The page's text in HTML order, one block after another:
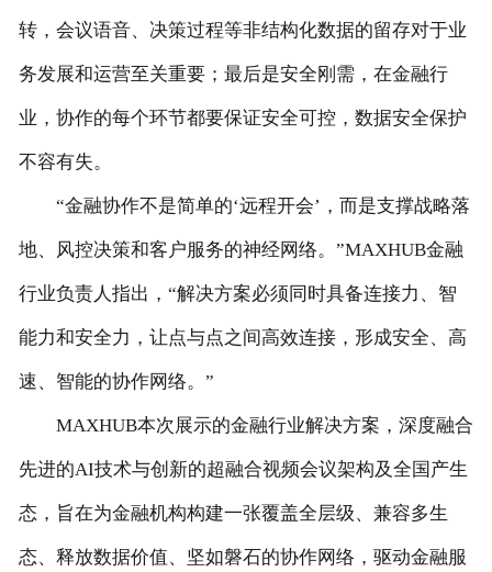
转，会议语音、决策过程等非结构化数据的留存对于业
务发展和运营至关重要；最后是安全刚需，在金融行
业，协作的每个环节都要保证安全可控，数据安全保护
不容有失。
“金融协作不是简单的‘远程开会’，而是支撑战略落
地、风控决策和客户服务的神经网络。”MAXHUB金融
行业负责人指出，“解决方案必须同时具备连接力、智
能力和安全力，让点与点之间高效连接，形成安全、高
速、智能的协作网络。”
MAXHUB本次展示的金融行业解决方案，深度融合
先进的AI技术与创新的超融合视频会议架构及全国产生
态，旨在为金融机构构建一张覆盖全层级、兼容多生
态、释放数据价值、坚如磐石的协作网络，驱动金融服